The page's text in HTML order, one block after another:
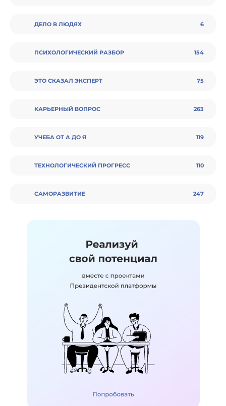
ДЕЛО В ЛЮДЯХ 6
ПСИХОЛОГИЧЕСКИЙ РАЗБОР 154
ЭТО СКАЗАЛ ЭКСПЕРТ 75
КАРЬЕРНЫЙ ВОПРОС 263
УЧЕБА ОТ А ДО Я 119
ТЕХНОЛОГИЧЕСКИЙ ПРОГРЕСС 110
CАМОРАЗВИТИЕ 247